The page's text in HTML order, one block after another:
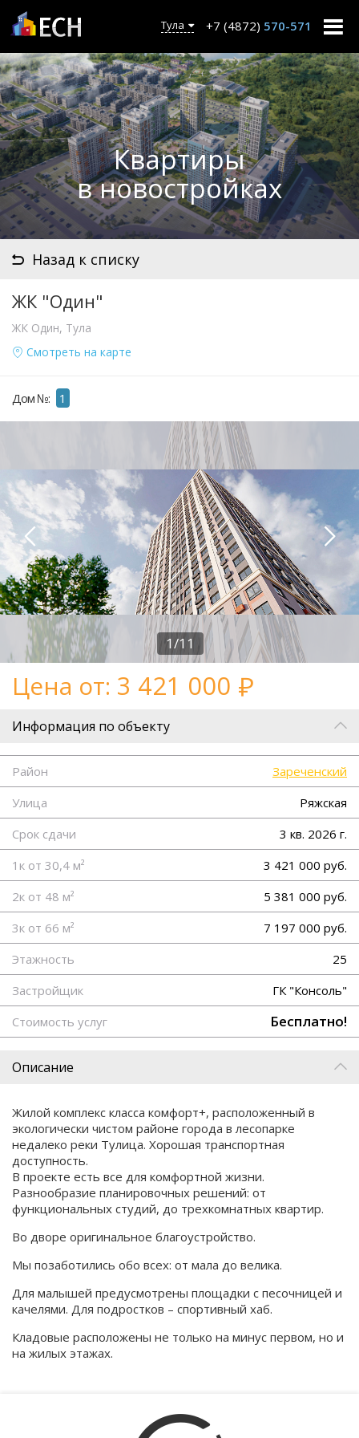
Тула +7 (4872) 570-571
Квартиры
в новостройках
Назад к списку
ЖК "Один"
ЖК Один, Тула
Смотреть на карте
Дом №: 1
1/11
Цена от: 3 421 000
Информация по объекту
Район
Зареченский
Улица
Ряжская
Срок сдачи
3 кв. 2026 г.
1к от 30,4 м²
3 421 000 руб.
2к от 48 м²
5 381 000 руб.
3к от 66 м²
7 197 000 руб.
Этажность
25
Застройщик
ГК "Консоль"
Стоимость услуг
Бесплатно!
Описание
Жилой комплекс класса комфорт+, расположенный в
экологически чистом районе города в лесопарке
недалеко реки Тулица. Хорошая транспортная
доступность.
В проекте есть все для комфортной жизни.
Разнообразие планировочных решений: от
функциональных студий, до трехкомнатных квартир.
Во дворе оригинальное благоустройство.
Мы позаботились обо всех: от мала до велика.
Для малышей предусмотрены площадки с песочницей и
качелями. Для подростков – спортивный хаб.
Кладовые расположены не только на минус первом, но и
на жилых этажах.